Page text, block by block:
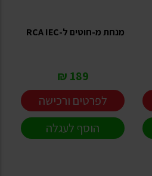
מנחת מ-חוטים ל-RCA IEC
189 ₪
לפרטים ורכישה
הוסף לעגלה